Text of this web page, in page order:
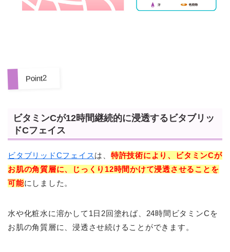
Point2
ビタミンCが12時間継続的に浸透するビタブリッ
ドCフェイス
ビタブリッドCフェイスは、 特許技術により、
ビタミンCが
お肌の角質層に、じっくり12時間かけて浸透させることを
可能にしました。
水や化粧水に溶かして1日2回塗れば、24時間ビタミンCを
お肌の角質層に、浸透させ続けることができます。